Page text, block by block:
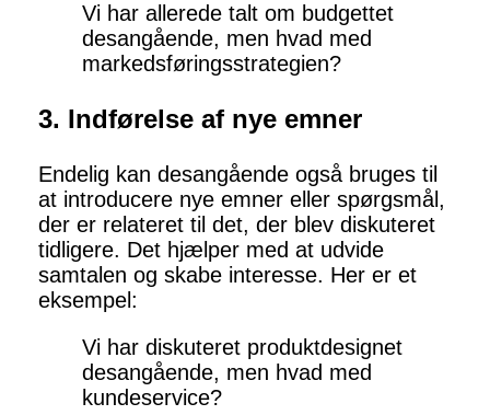
Vi har allerede talt om budgettet
desangående, men hvad med
markedsføringsstrategien?
3. Indførelse af nye emner
Endelig kan desangående også bruges til
at introducere nye emner eller spørgsmål,
der er relateret til det, der blev diskuteret
tidligere. Det hjælper med at udvide
samtalen og skabe interesse. Her er et
eksempel:
Vi har diskuteret produktdesignet
desangående, men hvad med
kundeservice?